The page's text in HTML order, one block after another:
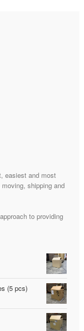
easiest and most
shipping and
to providing
(5 pcs)